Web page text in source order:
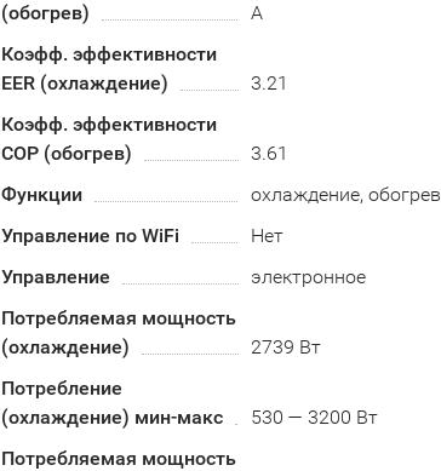
(обогрев)
A
Коэфф. эффективности
EER (охлаждение)
3.21
Коэфф. эффективности
COP (обогрев)
3.61
Функции
охлаждение, обогрев
Управление по WiFi
Нет
Управление
электронное
Потребляемая мощность
(охлаждение)
2739 Вт
Потребление
(охлаждение) мин-макс
530 — 3200 Вт
Потребляемая мощность